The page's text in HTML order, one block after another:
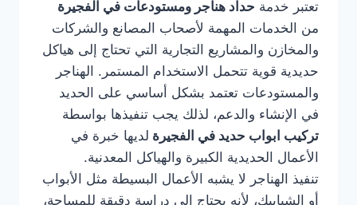
تعتبر خدمة حداد هناجر ومستودعات في الفجيرة
من الخدمات المهمة لأصحاب المصانع والشركات
والمخازن والمشاريع التجارية التي تحتاج إلى هياكل
حديدية قوية تتحمل الاستخدام المستمر. الهناجر
والمستودعات تعتمد بشكل أساسي على الحديد
في الإنشاء والدعم، لذلك يجب تنفيذها بواسطة
تركيب ابواب حديد في الفجيرة لديها خبرة في
الأعمال الحديدية الكبيرة والهياكل المعدنية.
تنفيذ الهناجر لا يشبه الأعمال البسيطة مثل الأبواب
أو الشبابيك، لأنه يحتاج إلى دراسة دقيقة للمساحة،